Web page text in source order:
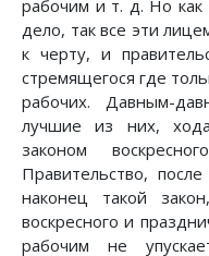
рабочим и т. д. Но как
дело, так все эти
к черту, и
стремящегося где
рабочих. Давным-
лучшие из них,
законом
Правительство,
наконец такой
воскресного и
рабочим не